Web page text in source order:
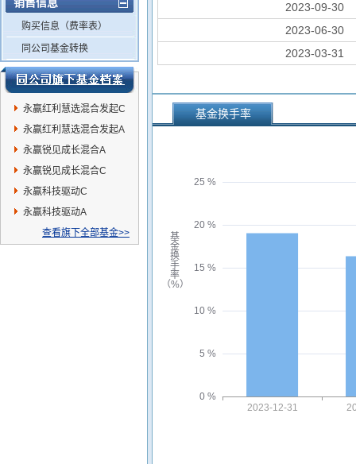
购买信息（费率表）
同公司基金转换
永赢红利慧选混合发起C
永赢红利慧选混合发起A
永赢锐见成长混合A
永赢锐见成长混合C
永赢科技驱动C
永赢科技驱动A
查看旗下全部基金>>
2023-09-30
2023-06-30
2023-03-31
基金换手率
基
金
换
手
率
（%）
0 %
5 %
10 %
15 %
20 %
25 %
2023-12-31